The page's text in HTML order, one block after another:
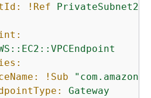
!Ref PrivateSubnet2
!Sub
Gateway